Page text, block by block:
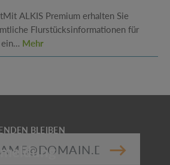
ALKIS Premium erhalten Sie
Flurstücksinformationen für
ein… Mehr